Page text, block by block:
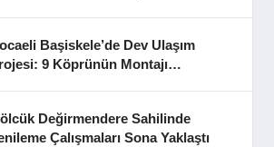
Başiskele’de Dev Ulaşım
9 Köprünün Montajı
Değirmendere Sahilinde
Çalışmaları Sona Yaklaştı